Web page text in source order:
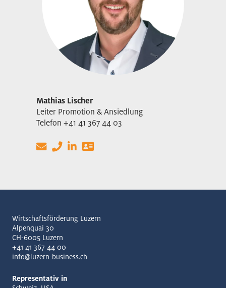
Mathias Lischer
Leiter Promotion & Ansiedlung
Telefon +41 41 367 44 03
Wirtschaftsförderung Luzern
Alpenquai 30
CH-6005 Luzern
+41 41 367 44 00
info@luzern-business.ch
Representativ in